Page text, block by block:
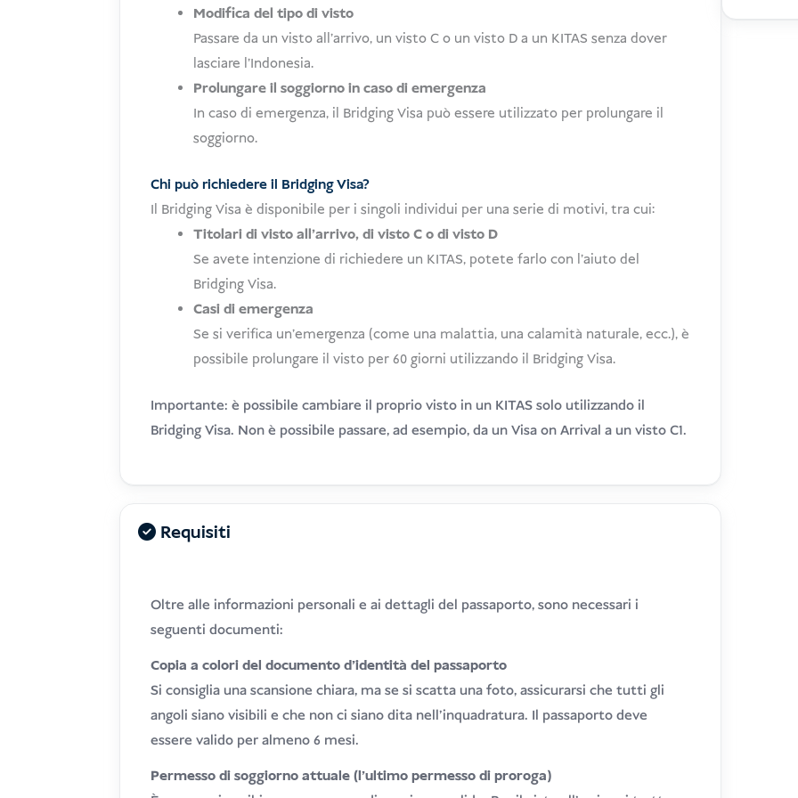
Modifica del tipo di visto
Passare da un visto all'arrivo, un visto C o un visto D a un KITAS senza dover
lasciare l'Indonesia.
Prolungare il soggiorno in caso di emergenza
In caso di emergenza, il Bridging Visa può essere utilizzato per prolungare il
soggiorno.
Chi può richiedere il Bridging Visa?
Il Bridging Visa è disponibile per i singoli individui per una serie di motivi, tra cui:
Titolari di visto all'arrivo, di visto C o di visto D
Se avete intenzione di richiedere un KITAS, potete farlo con l'aiuto del
Bridging Visa.
Casi di emergenza
Se si verifica un'emergenza (come una malattia, una calamità naturale, ecc.), è
possibile prolungare il visto per 60 giorni utilizzando il Bridging Visa.
Importante: è possibile cambiare il proprio visto in un KITAS solo utilizzando il
Bridging Visa. Non è possibile passare, ad esempio, da un Visa on Arrival a un visto C1.
Requisiti
Oltre alle informazioni personali e ai dettagli del passaporto, sono necessari i
seguenti documenti:
Copia a colori del documento d'identità del passaporto
Si consiglia una scansione chiara, ma se si scatta una foto, assicurarsi che tutti gli
angoli siano visibili e che non ci siano dita nell'inquadratura. Il passaporto deve
essere valido per almeno 6 mesi.
Permesso di soggiorno attuale (l'ultimo permesso di proroga)